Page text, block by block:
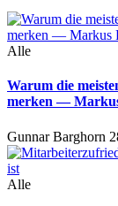
Alle
Warum die
merken —
Gunnar Barghorn
Alle